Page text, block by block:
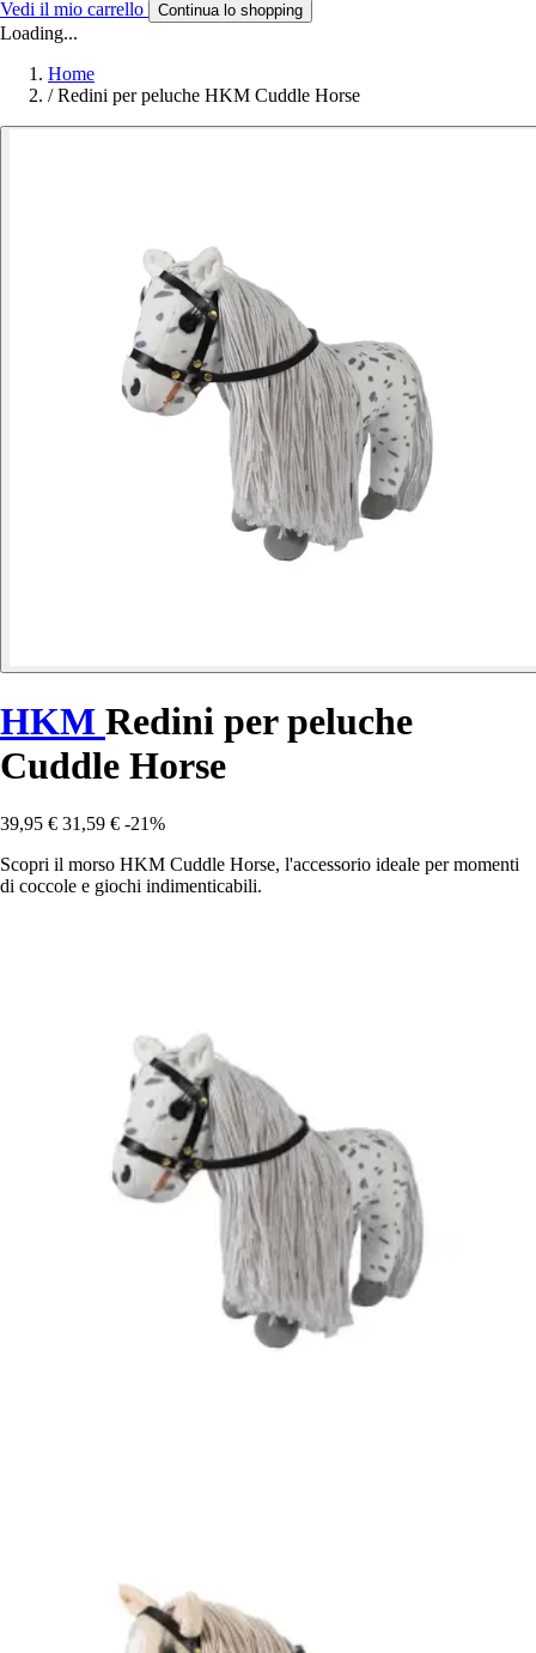
Vedi il mio carrello Continua lo shopping
Loading...
Home
/ Redini per peluche HKM Cuddle Horse
HKM Redini per peluche
Cuddle Horse
39,95 € 31,59 € -21%
Scopri il morso HKM Cuddle Horse, l'accessorio ideale per momenti
di coccole e giochi indimenticabili.